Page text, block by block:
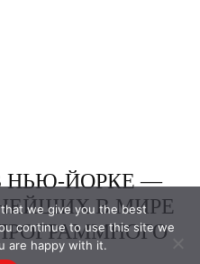
we give you the best
continue to use this site we
are happy with it.